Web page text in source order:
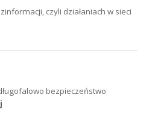
czyli działaniach w sieci
bezpieczeństwo